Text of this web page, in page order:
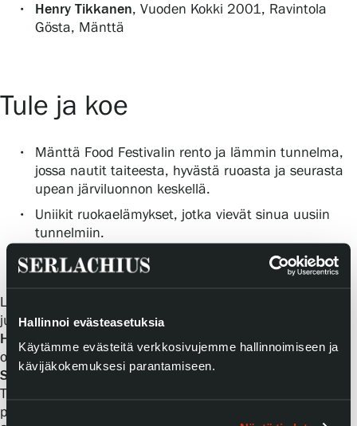
Hallinnoi evästeasetuksia
Käytämme evästeitä verkkosivujemme hallinnoimiseen ja
kävijäkokemuksesi parantamiseen.
Henry Tikkanen, Vuoden Kokki 2001, Ravintola
Gösta, Mänttä
Tule ja koe
Mänttä Food Festivalin rento ja lämmin tunnelma,
jossa nautit taiteesta, hyvästä ruoasta ja seurasta
upean järviluonnon keskellä.
Uniikit ruokaelämykset, jotka vievät sinua uusiin
tunnelmiin.
Mahdollisuus tavata huippukokit, jotka kertovat
tarinoita annosten takaa ja jakavat inspiraationsa.
Lisätietoja vuoden taideteemasta, osallistuvista kokeista
julkaistaan kevään 2026 aikana.
Hinta: 250 €, sis. viisi ruokalajia, juomapaketti ja
oheisohjelma. Lipuilla ei ole vaihto- tai palautusoikeutta.
Serlachius Taidesauna -elämys lipun ostaneille
Tapahtumalipun ostaneilla on mahdollisuus saunoa
palkitussa Serlachius Taidesaunassa.